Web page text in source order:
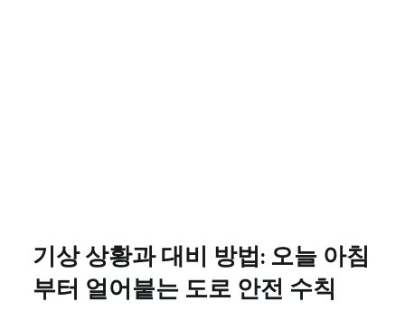
기상 상황과 대비 방법: 오늘 아침
부터 얼어붙는 도로 안전 수칙